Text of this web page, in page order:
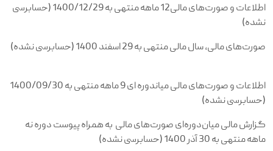
اطلاعات و صورت‌های مالی12 ماهه منتهی به 1400/12/29 (حسابرسی
نشده)
صورت‌های مالی، سال مالی منتهی به 29 اسفند 1400 (حسابرسی نشده)
اطلاعات و صورت‌های مالی میاندوره ای 9 ماهه منتهی به 1400/09/30
(حسابرسی نشده)
گزارش مالی میان‌دوره‌ای صورت‌های مالی به همراه پیوست دوره نه
ماهه منتهی به 30 آذر 1400 (حسابرسی نشده)